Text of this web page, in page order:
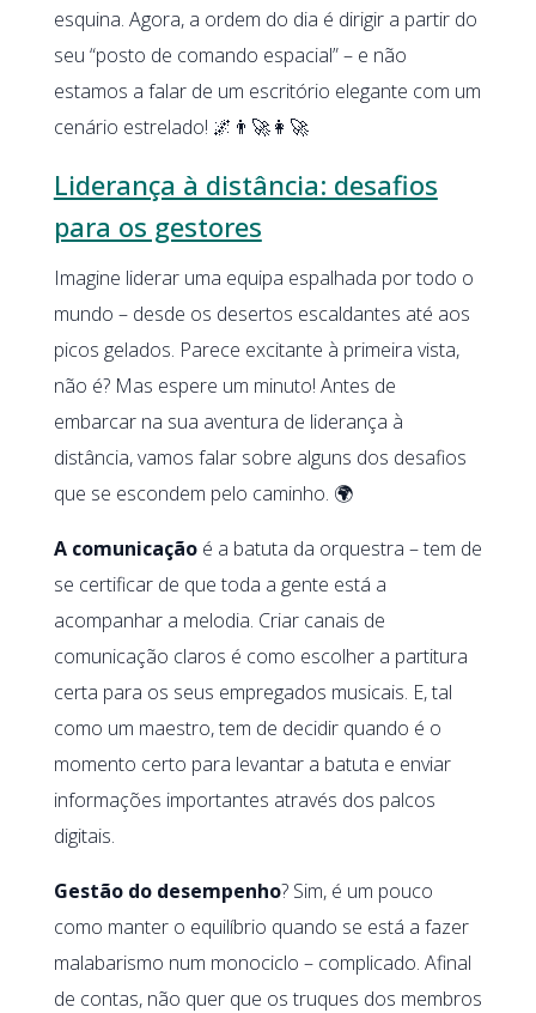
esquina. Agora, a ordem do dia é dirigir a partir do
seu “posto de comando espacial” – e não
estamos a falar de um escritório elegante com um
cenário estrelado! 🌌👨‍🚀👩‍🚀
Liderança à distância: desafios
para os gestores
Imagine liderar uma equipa espalhada por todo o
mundo – desde os desertos escaldantes até aos
picos gelados. Parece excitante à primeira vista,
não é? Mas espere um minuto! Antes de
embarcar na sua aventura de liderança à
distância, vamos falar sobre alguns dos desafios
que se escondem pelo caminho. 🌍
A comunicaçãoé a batuta da orquestra – tem de
se certificar de que toda a gente está a
acompanhar a melodia. Criar canais de
comunicação claros é como escolher a partitura
certa para os seus empregados musicais. E, tal
como um maestro, tem de decidir quando é o
momento certo para levantar a batuta e enviar
informações importantes através dos palcos
digitais.
Gestão do desempenho? Sim, é um pouco
como manter o equilíbrio quando se está a fazer
malabarismo num monociclo – complicado. Afinal
de contas, não quer que os truques dos membros